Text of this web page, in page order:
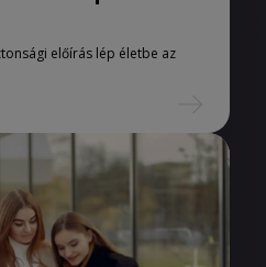
előírás lép életbe az